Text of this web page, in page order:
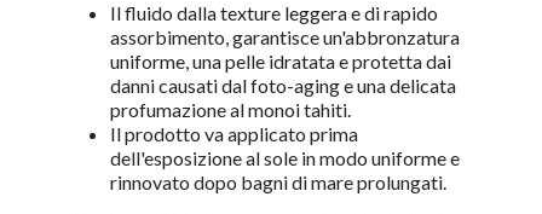
Il fluido dalla texture leggera e di rapido
assorbimento, garantisce un'abbronzatura
uniforme, una pelle idratata e protetta dai
danni causati dal foto-aging e una delicata
profumazione al monoi tahiti.
Il prodotto va applicato prima
dell'esposizione al sole in modo uniforme e
rinnovato dopo bagni di mare prolungati.